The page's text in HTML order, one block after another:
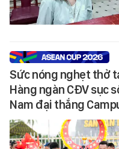
Sức nóng nghẹt thở
Hàng ngàn CĐV sục
Nam đại thắng